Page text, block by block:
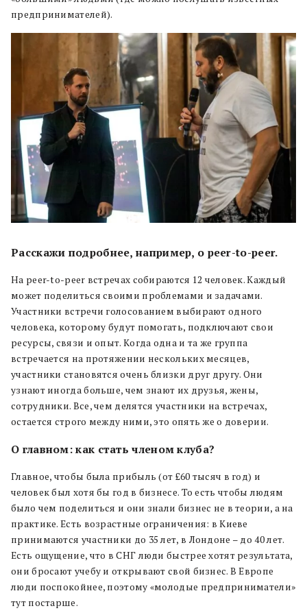
предпринимателей).
Расскажи подробнее, например, о peer-to-peer.
На peer-to-peer встречах собираются 12 человек. Каждый
может поделиться своими проблемами и задачами.
Участники встречи голосованием выбирают одного
человека, которому будут помогать, подключают свои
ресурсы, связи и опыт. Когда одна и та же группа
встречается на протяжении нескольких месяцев,
участники становятся очень близки друг другу. Они
узнают иногда больше, чем знают их друзья, жены,
сотрудники. Все, чем делятся участники на встречах,
остается строго между ними, это опять же о доверии.
О главном: как стать членом клуба?
Главное, чтобы была прибыль (от £60 тысяч в год) и
человек был хотя бы год в бизнесе. То есть чтобы людям
было чем поделиться и они знали бизнес не в теории, а на
практике. Есть возрастные ограничения: в Киеве
принимаются участники до 35 лет, в Лондоне – до 40 лет.
Есть ощущение, что в СНГ люди быстрее хотят результата,
они бросают учебу и открывают свой бизнес. В Европе
люди поспокойнее, поэтому «молодые предприниматели»
тут постарше.